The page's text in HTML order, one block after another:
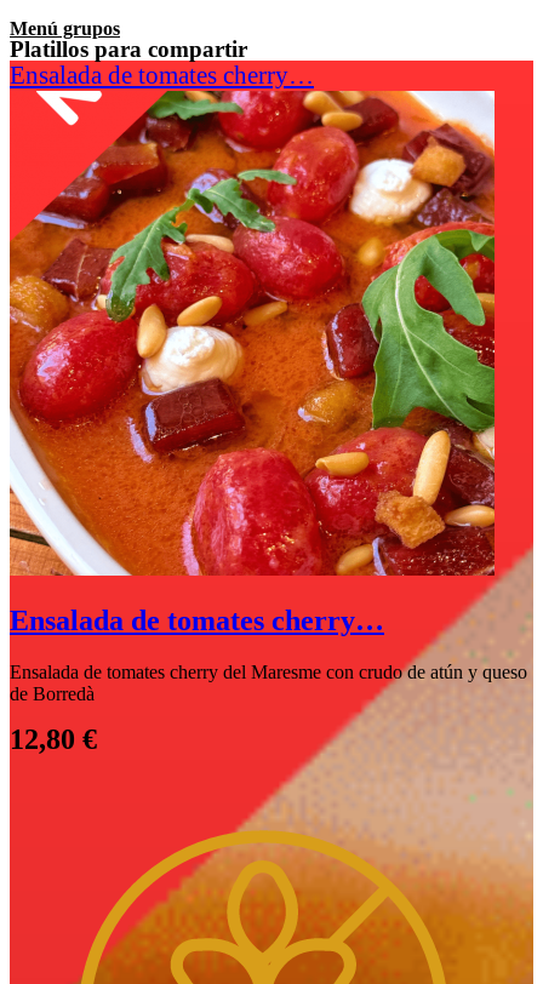
Menú grupos
Platillos para compartir
Ensalada de tomates cherry…
Ensalada de tomates cherry…
Ensalada de tomates cherry del Maresme con crudo de atún y queso
de Borredà
12,80 €